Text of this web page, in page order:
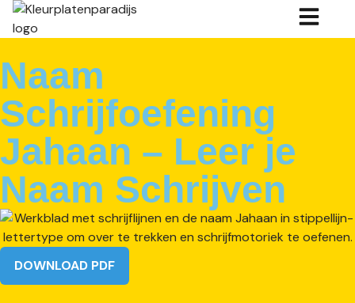
Naam
Schrijfoefening
Jahaan – Leer je
Naam Schrijven
DOWNLOAD PDF